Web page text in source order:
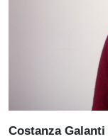
Costanza Galanti